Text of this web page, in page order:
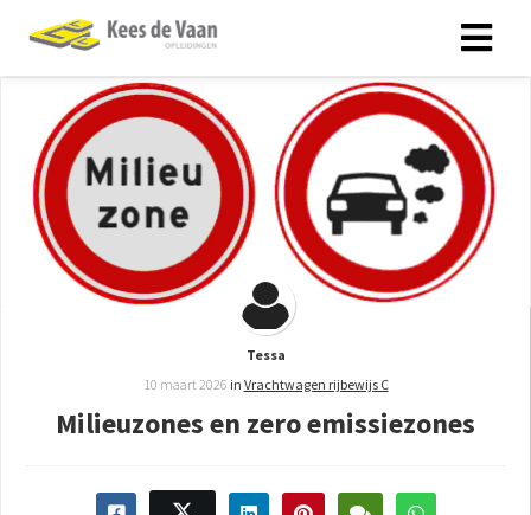
Tessa
10 maart 2026 in Vrachtwagen rijbewijs C
Milieuzones en zero emissiezones